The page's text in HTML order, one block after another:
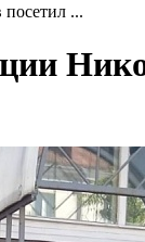
...